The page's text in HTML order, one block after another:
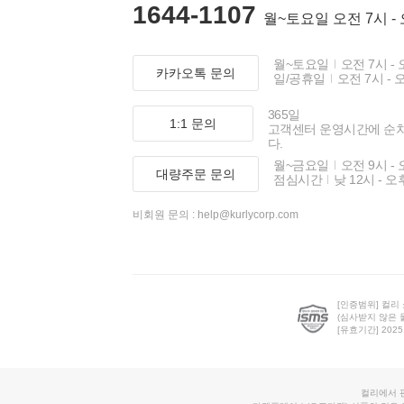
1644-1107 월~토요일 오전 7시 -
카카오톡 문의
월~토요일
오전 7시 -
일/공휴일
오전 7시 -
1:1 문의
365일
고객센터 운영시간에 순
다.
대량주문 문의
월~금요일
오전 9시 -
점심시간
낮 12시 - 오
비회원 문의 : help@kurlycorp.com
[인증범위] 컬리
(심사받지 않은
[유효기간]
컬리에서